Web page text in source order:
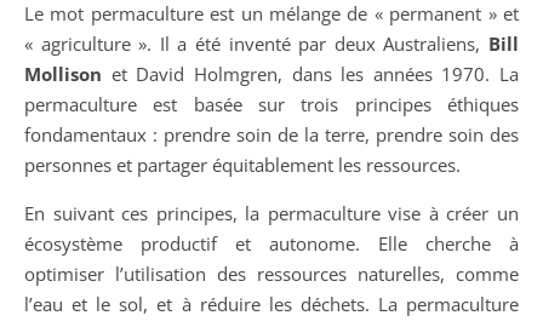
Le mot permaculture est un mélange de « permanent » et
« agriculture ». Il a été inventé par deux Australiens, Bill
Mollison et David Holmgren, dans les années 1970. La
permaculture est basée sur trois principes éthiques
fondamentaux : prendre soin de la terre, prendre soin des
personnes et partager équitablement les ressources.
En suivant ces principes, la permaculture vise à créer un
écosystème productif et autonome. Elle cherche à
optimiser l’utilisation des ressources naturelles, comme
l’eau et le sol, et à réduire les déchets. La permaculture